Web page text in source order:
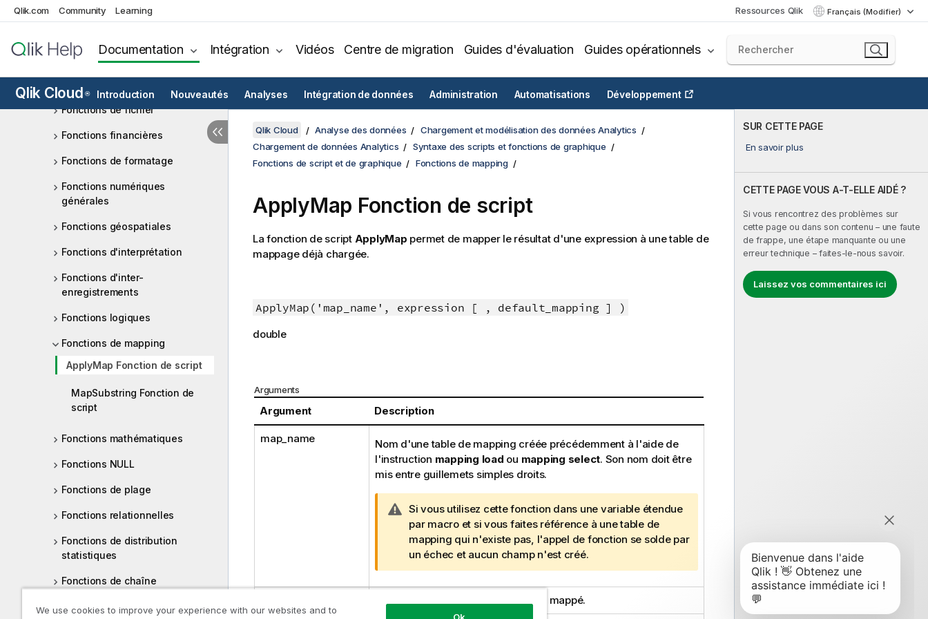
Qlik.com Community Learning Ressources Qlik Français (Modifier)
Documentation Intégration Vidéos Centre de migration Guides d'évaluation Guides opérationnels
Qlik Cloud ® Introduction Nouveautés Analyses Intégration de données Administration Automatisations Développement
Fonctions de date et heure
Fonctions exponentielles et
logarithmiques
Fonctions de fichier
Fonctions financières
Fonctions de formatage
Fonctions numériques
générales
Fonctions géospatiales
Fonctions d'interprétation
Fonctions d'inter-
enregistrements
Fonctions logiques
Fonctions de mapping
ApplyMap Fonction de script
MapSubstring Fonction de
script
Fonctions mathématiques
Fonctions NULL
Fonctions de plage
Fonctions relationnelles
Fonctions de distribution
statistiques
Fonctions de chaîne
Fonctions système
SUR CETTE PAGE
En savoir plus
CETTE PAGE VOUS A-T-ELLE AIDÉ ?
Si vous rencontrez des problèmes sur
cette page ou dans son contenu – une faute
de frappe, une étape manquante ou une
erreur technique – faites-le-nous savoir.
Laissez vos commentaires ici
Qlik Cloud Analyse des données
Chargement et modélisation des données Analytics
Chargement de données Analytics
Syntaxe des scripts et fonctions de graphique
Fonctions de script et de graphique
Fonctions de mapping
ApplyMap Fonction de script
La fonction de script ApplyMap permet de mapper le résultat d'une expression à une table de
mappage déjà chargée.
ApplyMap('map_name', expression [ , default_mapping ] )
double
Arguments
Argument Description
map_name
Nom d'une table de mapping créée précédemment à l'aide de
l'instruction mapping load ou mapping select. Son nom doit être
mis entre guillemets simples droits.
N
o
t
e
A
v
Si vous utilisez cette fonction dans une variableétendue
par macro et si vous faites référence à une table de
mapping qui n'existe pas, l'appel de fonction se solde par
un échec et aucun champn'est créé.
Expression dont le résultat doit être mappé.
We use cookies to improve your experience with our websites and to